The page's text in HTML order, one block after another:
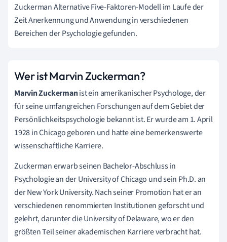
Zuckerman Alternative Five-Faktoren-Modell im Laufe der
Zeit Anerkennung und Anwendung in verschiedenen
Bereichen der Psychologie gefunden.
Wer ist Marvin Zuckerman?
Marvin Zuckermanist ein amerikanischer Psychologe, der
für seine umfangreichen Forschungen auf dem Gebiet der
Persönlichkeitspsychologie bekannt ist. Er wurde am 1. April
1928 in Chicago geboren und hatte eine bemerkenswerte
wissenschaftliche Karriere.
Zuckerman erwarb seinen Bachelor-Abschluss in
Psychologie an der University of Chicago und sein Ph.D. an
der New York University. Nach seiner Promotion hat er an
verschiedenen renommierten Institutionen geforscht und
gelehrt, darunter die University of Delaware, wo er den
größten Teil seiner akademischen Karriere verbracht hat.